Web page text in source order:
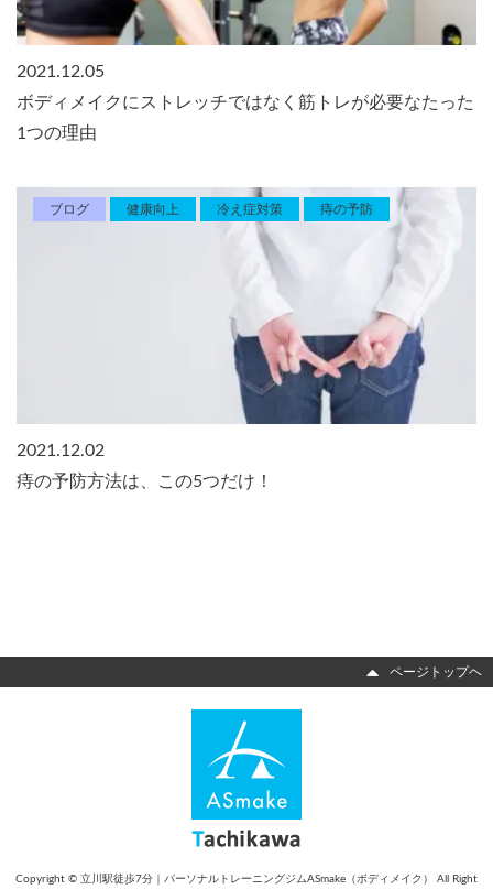
2021.12.05
ボディメイクにストレッチではなく筋トレが必要なたった
1つの理由
ブログ 健康向上 冷え症対策 痔の予防
2021.12.02
痔の予防方法は、この5つだけ！
ページトップヘ
Copyright © 立川駅徒歩7分｜パーソナルトレーニングジムASmake（ボディメイク） All Right